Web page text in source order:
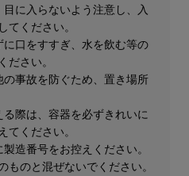
に入らないよう注意し、入
てください。
口をすすぎ、水を飲む等の
ださい。
事故を防ぐため、置き場所
際は、容器を必ずきれいに
てください。
造番号をお控えください。
ものと混ぜないでください。